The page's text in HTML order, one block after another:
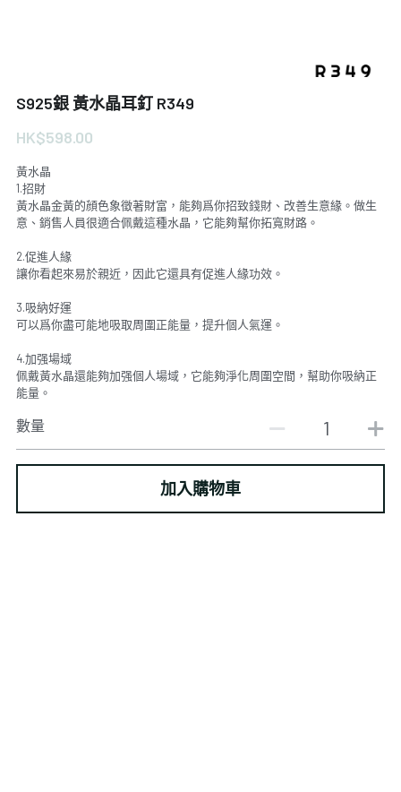
S925銀 黃水晶耳釘 R349
HK$598.00
黃水晶
1.招財
黃水晶金黃的顔色象徵著財富，能夠爲你招致錢財、改善生意緣。做生
意、銷售人員很適合佩戴這種水晶，它能夠幫你拓寬財路。
2.促進人緣
讓你看起來易於親近，因此它還具有促進人緣功效。
3.吸納好運
可以爲你盡可能地吸取周圍正能量，提升個人氣運。
4.加强場域
佩戴黃水晶還能夠加强個人場域，它能夠淨化周圍空間，幫助你吸納正
能量。
數量
加入購物車